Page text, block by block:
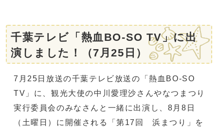
千葉テレビ「熱血BO‐SO TV」に出
演しました！（7月25日）
7月25日放送の千葉テレビ放送の「熱血BO‐SO
TV」に、観光大使の中川愛理沙さんやなつまつり
実行委員会のみなさんと一緒に出演し、8月8日
（土曜日）に開催される「第17回 浜まつり」を